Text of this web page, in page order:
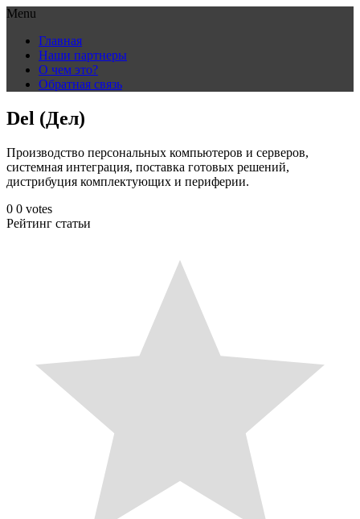
Menu
content
Главная
Наши партнеры
О чем это?
Обратная связь
Del (Дел)
Производство персональных компьютеров и серверов,
системная интеграция, поставка готовых решений,
дистрибуция комплектующих и периферии.
0 0 votes
Рейтинг статьи